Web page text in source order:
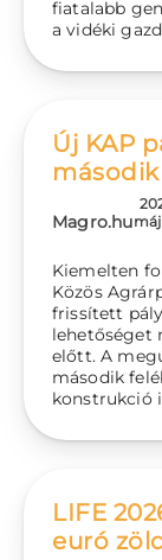
fiatalabb
a vidéki
Új KAP
Magro.hu
Kiemelten
Közös
frissített
lehetőséget
előtt. A
második
konstrukció
LIFE
euró